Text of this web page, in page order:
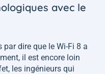
avec le
dire que le Wi-Fi 8 a
il est encore loin
les ingénieurs qui